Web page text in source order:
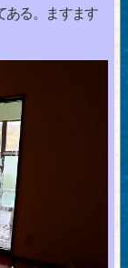
ある。ますます